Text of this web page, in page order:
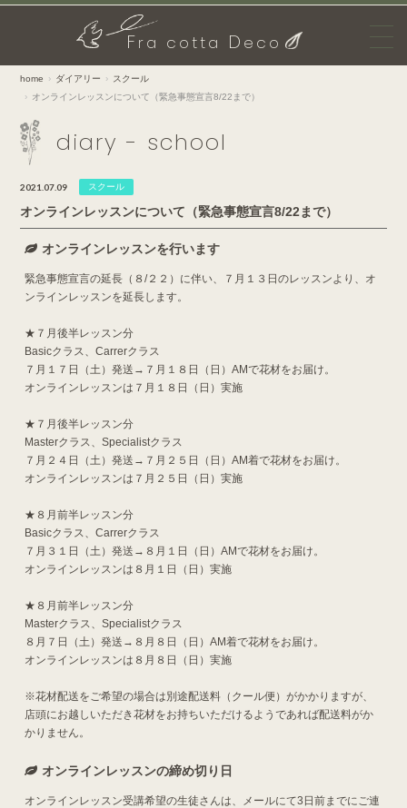
Fra cotta D eco
home ダイアリー
スクール
オンラインレッスンについて（緊急事態宣言8/22まで）
diary - school
2021.07.09 スクール
オンラインレッスンについて（緊急事態宣言8/22まで）
オンラインレッスンを行います
緊急事態宣言の延長（８/２２）に伴い、７月１３日のレッスンより、オ
ンラインレッスンを延長します。
★７月後半レッスン分
Basicクラス、Carrerクラス
７月１７日（土）発送→７月１８日（日）AMで花材をお届け。
オンラインレッスンは７月１８日（日）実施
★７月後半レッスン分
Masterクラス、Specialistクラス
７月２４日（土）発送→７月２５日（日）AM着で花材をお届け。
オンラインレッスンは７月２５日（日）実施
★８月前半レッスン分
Basicクラス、Carrerクラス
７月３１日（土）発送→８月１日（日）AMで花材をお届け。
オンラインレッスンは８月１日（日）実施
★８月前半レッスン分
Masterクラス、Specialistクラス
８月７日（土）発送→８月８日（日）AM着で花材をお届け。
オンラインレッスンは８月８日（日）実施
※花材配送をご希望の場合は別途配送料（クール便）がかかりますが、
店頭にお越しいただき花材をお持ちいただけるようであれば配送料がか
かりません。
オンラインレッスンの締め切り日
オンラインレッスン受講希望の生徒さんは、メールにて3日前までにご連